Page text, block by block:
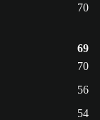
70
69
70
56
54